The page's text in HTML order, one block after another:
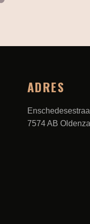
ADRES
7574 AB